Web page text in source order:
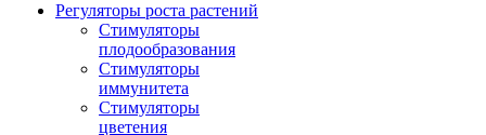
Регуляторы роста растений
Стимуляторы
плодообразования
Стимуляторы
иммунитета
Стимуляторы
цветения